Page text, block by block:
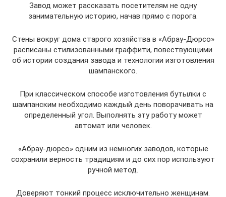
Завод может рассказать посетителям не одну
занимательную историю, начав прямо с порога.
Стены вокруг дома старого хозяйства в «Абрау-Дюрсо»
расписаны стилизованными граффити, повествующими
об истории создания завода и технологии изготовления
шампанского.
При классическом способе изготовления бутылки с
шампанским необходимо каждый день поворачивать на
определенный угол. Выполнять эту работу может
автомат или человек.
«Абрау-дюрсо» одним из немногих заводов, которые
сохранили верность традициям и до сих пор используют
ручной метод.
Доверяют тонкий процесс исключительно женщинам.